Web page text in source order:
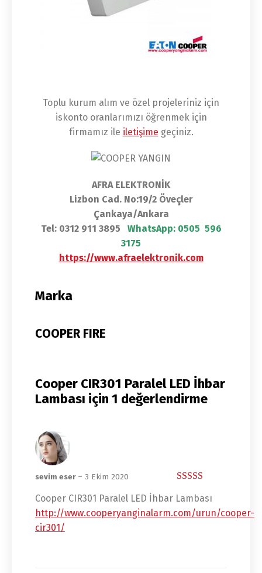
Toplu kurum alım ve özel projeleriniz için
iskonto oranlarımızı öğrenmek için
firmamız ile iletişime geçiniz.
AFRA ELEKTRONİK
Lizbon Cad. No:19/2 Öveçler
Çankaya/Ankara
Tel: 0312 911 3895 WhatsApp: 0505 596
3175
https://www.afraelektronik.com
Marka
COOPER FIRE
Cooper CIR301 Paralel LED İhbar
Lambası için 1 değerlendirme
oy aldı
sevim eser – 3 Ekim 2020
Cooper CIR301 Paralel LED İhbar Lambası
http://www.cooperyanginalarm.com/urun/cooper-
cir301/